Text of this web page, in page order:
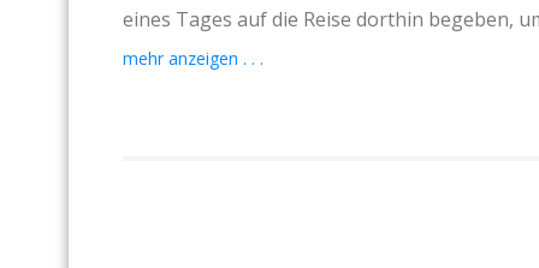
eines Tages auf die Reise dorthin begeben,
mehr anzeigen . . .